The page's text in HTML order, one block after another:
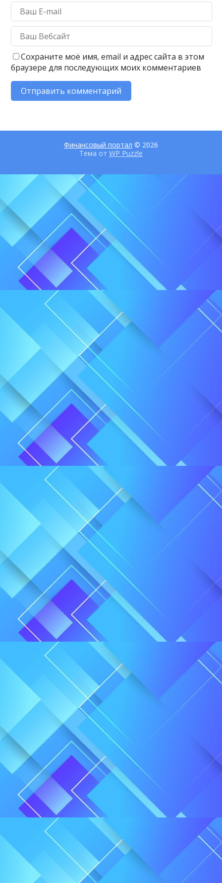
Сохраните моё имя, email и адрес сайта в этом
браузере для последующих моих комментариев
Финансовый портал © 2026
Тема от WP Puzzle